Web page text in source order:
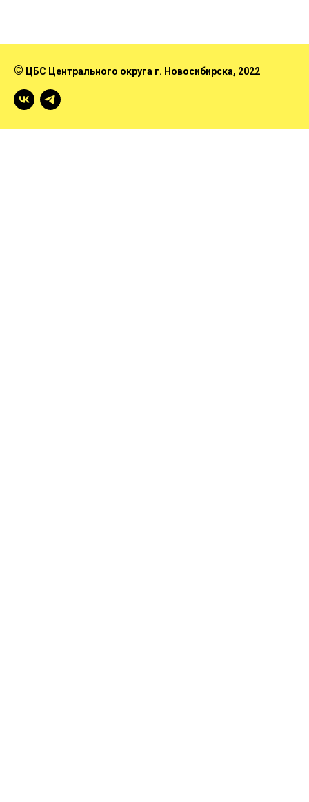
© ЦБС Центрального округа г. Новосибирска, 2022